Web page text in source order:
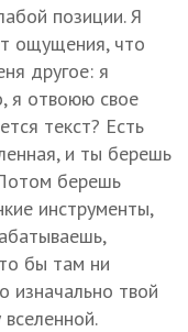
позиции. Я
ощущения, что
другое: я
я отвоюю свое
текст? Есть
и ты берешь
берешь
инструменты,
бы там ни
изначально твой